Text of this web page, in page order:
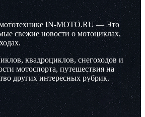
IN-MOTO.RU — Это
свежие новости о мотоциклах,
квадроциклов, снегоходов и
мотоспорта, путешествия на
других интересных рубрик.